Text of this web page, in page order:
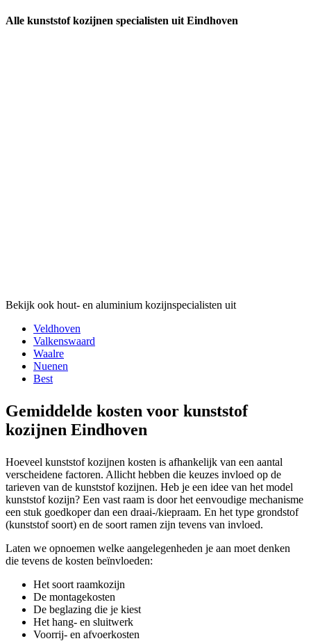
Alle kunststof kozijnen specialisten uit Eindhoven
Bekijk ook hout- en aluminium kozijnspecialisten uit
Veldhoven
Valkenswaard
Waalre
Nuenen
Best
Gemiddelde kosten voor kunststof
kozijnen Eindhoven
Hoeveel kunststof kozijnen kosten is afhankelijk van een aantal
verscheidene factoren. Allicht hebben die keuzes invloed op de
tarieven van de kunststof kozijnen. Heb je een idee van het model
kunststof kozijn? Een vast raam is door het eenvoudige mechanisme
een stuk goedkoper dan een draai-/kiepraam. En het type grondstof
(kunststof soort) en de soort ramen zijn tevens van invloed.
Laten we opnoemen welke aangelegenheden je aan moet denken
die tevens de kosten beïnvloeden:
Het soort raamkozijn
De montagekosten
De beglazing die je kiest
Het hang- en sluitwerk
Voorrij- en afvoerkosten